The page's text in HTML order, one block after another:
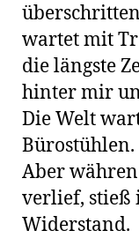
wartet mit
die längste
hinter mir
Die Welt
Bürostühlen.
Aber
verlief, stieß
Widerstand.